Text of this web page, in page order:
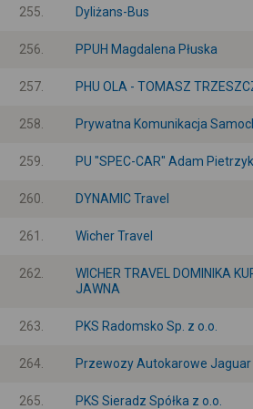
255. Dyliżans-Bus
256. PPUH Magdalena Płuska
257. PHU OLA - TOMASZ
258. Prywatna Komunikacja
259. PU "SPEC-CAR" Adam Pietrzyk
260. DYNAMIC Travel
261. Wicher Travel
262.
WICHER TRAVEL DOMINIKA
JAWNA
263. PKS Radomsko Sp. z o.o.
264. Przewozy Autokarowe
265. PKS Sieradz Spółka z o.o.